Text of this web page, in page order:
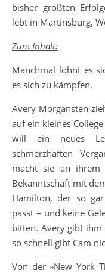
bisher größten
lebt in Martinsburg,
Zum Inhalt:
Manchmal lohnt es
es sich zu kämpfen.
Avery Morgansten
auf ein kleines
will ein neues
schmerzhaften
macht sie an ihrem
Bekanntschaft mit
Hamilton, der so
passt – und keine
bitten. Avery gibt ihm
so schnell gibt Cam
Von der »New York